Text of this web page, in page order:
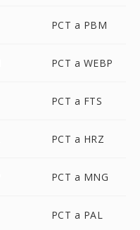
PCT a PBM
PCT a WEBP
PCT a FTS
PCT a HRZ
PCT a MNG
PCT a PAL